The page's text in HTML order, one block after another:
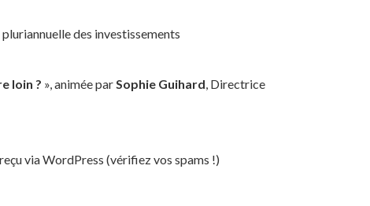
des investissements
loin ? », animée parSophie Guihard, Directrice
via WordPress (vérifiez vos spams !)